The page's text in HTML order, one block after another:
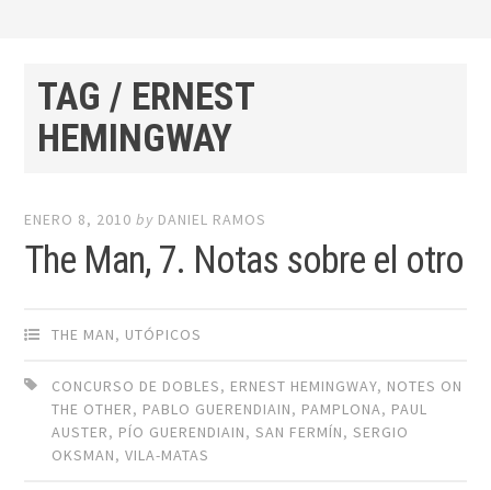
TAG / ERNEST
HEMINGWAY
ENERO 8, 2010 by DANIEL RAMOS
The Man, 7. Notas sobre el otro
THE MAN, UTÓPICOS
CONCURSO DE DOBLES, ERNEST HEMINGWAY, NOTES ON
THE OTHER, PABLO GUERENDIAIN, PAMPLONA, PAUL
AUSTER, PÍO GUERENDIAIN,SAN FERMÍN,SERGIO
OKSMAN,VILA-MATAS